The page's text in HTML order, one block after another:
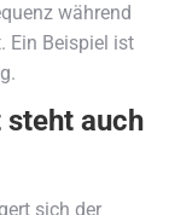
während
Ein Beispiel ist
steht auch
sich der